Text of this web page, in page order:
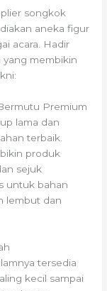
songkok
aneka figur
acara. Hadir
yang membikin
Premium
lama dan
terbaik.
produk
sejuk
untuk bahan
lembut dan
tersedia
kecil sampai